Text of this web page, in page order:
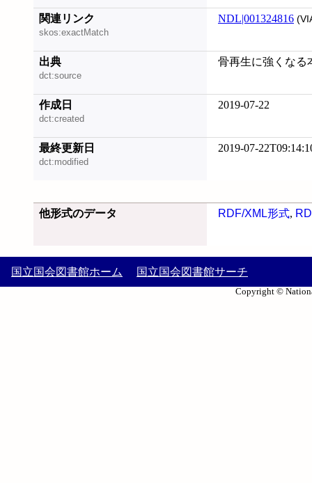
関連リンク
skos:exactMatch
NDL|001324816
出典
dct:source
骨再生に強くなる
作成日
dct:created
2019-07-22
最終更新日
dct:modified
2019-07-
他形式のデータ RDF/XML形式,
国立国会図書館ホーム 国立国会図書館サーチ
Copyright ©